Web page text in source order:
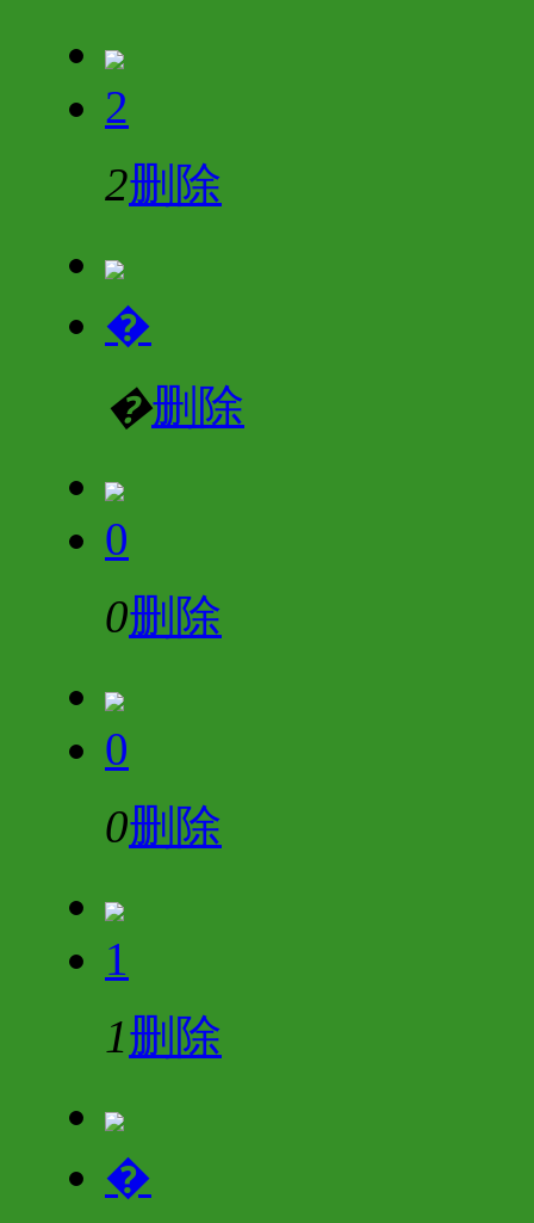
2
2删除
�
�删除
0
0删除
0
0删除
1
1删除
�